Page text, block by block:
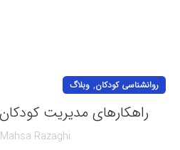
روانشناسی کودکان, وبلاگ
راهکارهای مدیریت
Mahsa Razaghi